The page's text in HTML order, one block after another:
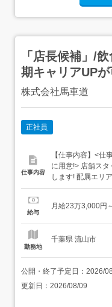
「店長候補」/
期キャリアUP
株式会社馬車道
正社員
仕事内容
【仕事内容】<
に用意!> 店舗ス
します! 配属エリ
さんにお任せする
せする業務>1)人
給与
月給23万3,000円
勤務地
千葉県 流山市
公開・終了予定日： 2026/
更新日： 2026/08/09